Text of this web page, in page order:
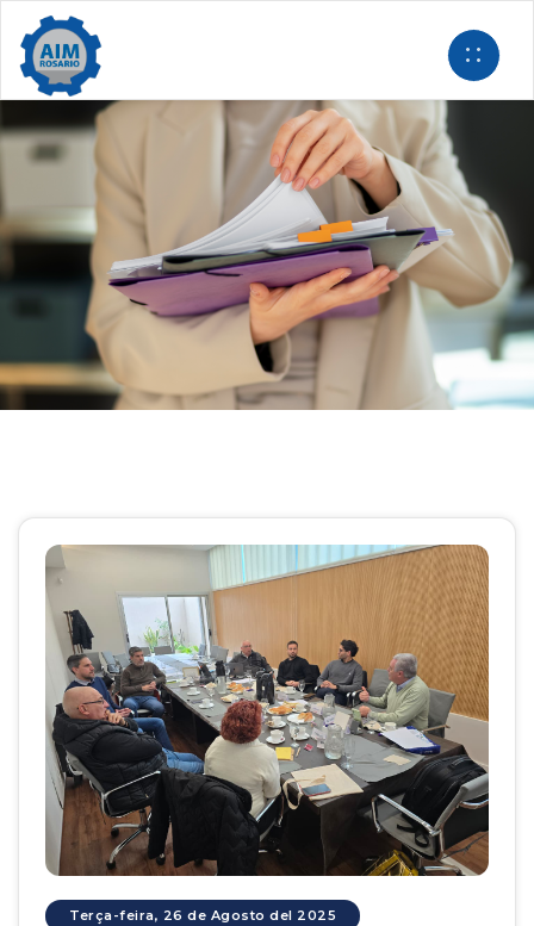
Terça-feira, 26 de Agosto del 2025